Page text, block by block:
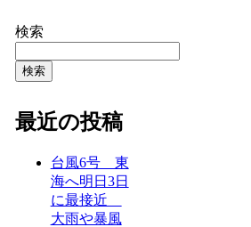
検索
検索
最近の投稿
台風6号 東
海へ明日3日
に最接近
大雨や暴風